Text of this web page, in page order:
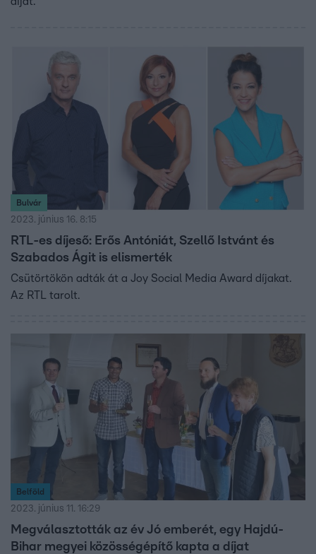
Bulvár
2023. június 16. 8:15
RTL-es díjeső: Erős Antóniát, Szellő Istvánt és
Szabados Ágit is elismerték
Csütörtökön adták át a Joy Social Media Award díjakat.
Az RTL tarolt.
Belföld
2023. június 11. 16:29
Megválasztották az év Jó emberét, egy Hajdú-
Bihar megyei közösségépítő kapta a díjat